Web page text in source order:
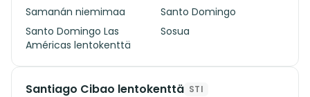
Samanán niemimaa
Santo Domingo
Santo Domingo Las
Américas lentokenttä
Sosua
Santiago Cibao lentokenttä STI